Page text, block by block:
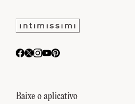
Baixe o aplicativo